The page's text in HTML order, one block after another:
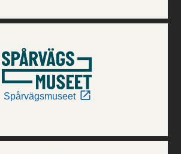
Spårvägsmuseet